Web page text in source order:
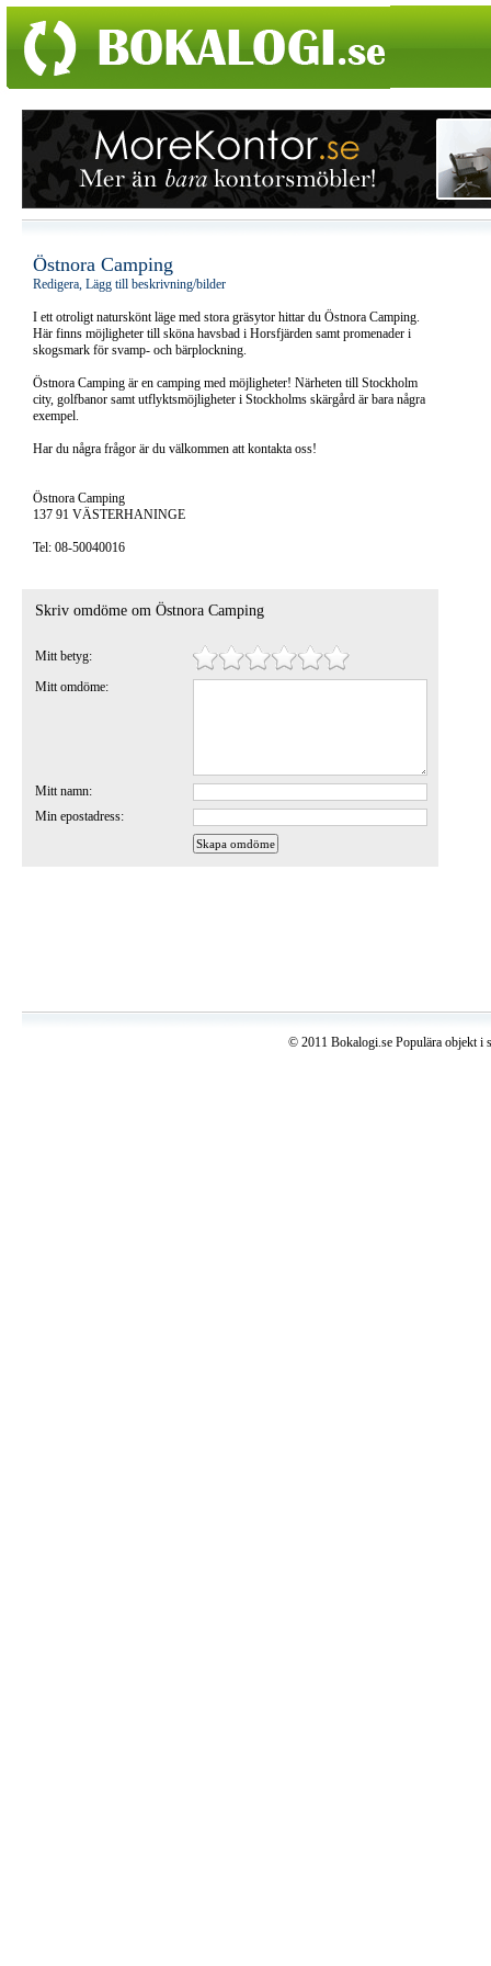
Östnora Camping
Redigera, Lägg till beskrivning/bilder
I ett otroligt naturskönt läge med stora gräsytor hittar du Östnora Camping.
Här finns möjligheter till sköna havsbad i Horsfjärden samt promenader i
skogsmark för svamp- och bärplockning.
Östnora Camping är en camping med möjligheter! Närheten till Stockholm
city, golfbanor samt utflyktsmöjligheter i Stockholms skärgård är bara några
exempel.
Har du några frågor är du välkommen att kontakta oss!
Östnora Camping
137 91 VÄSTERHANINGE
Tel: 08-50040016
Skriv omdöme om Östnora Camping
Mitt betyg:
Mitt omdöme:
Mitt namn:
Min epostadress:
© 2011 Bokalogi.se Populära objekt i